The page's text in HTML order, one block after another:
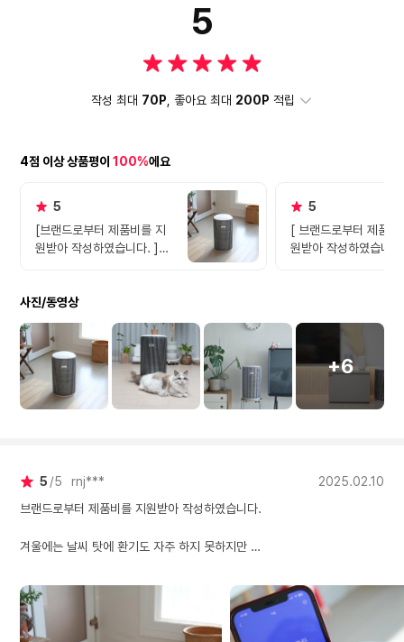
5
작성 최대 70P , 좋아요 최대 200P 적립
4점 이상 상품평이 100%에요
5
[브랜드로부터 제품비를 지
원받아 작성하였습니다. ]
이 좋지 않아 집안 공기 정화
에 신경이 쓰여 알아보다가
필립스 공기청정기를 만났어
요. 깔끔하고 단아한 디자인
이라 집안 어디에 두어도 잘
어우러져서 첫인상부터 맘에
들더라고요. 조작 방법도 쉬
에도 딱이었어요. 약 40평
까지 공간 커버가 가능하니
거실, 안방 어디든 활용 가능
며 열일 시키고 있네요. 필터
미세먼지까지 걸러 준다고
하니 미세먼지 심한 날에도
잘 쓸 것 같네요~ 필립스 에
5
[ 브랜드로부터 제품비
원받아 작성하였습니
청정기를 들여봤어요! 작고
사용할 수 있는데, 성능은 정
말 대단하더라고요. 특
리 집엔 장모종 고양이
는데요, 고양이 털 날림도 걱
출구가 여러 방향이면
된 공기를 흡입하여 깨
공기가 더 빠르게 순환
사진/동영상
+6
5 5 rnj***
2025.02.10
브랜드로부터 제품비를 지원받아 작성하였습니다.
겨울에는 날씨 탓에 환기도 자주 하지 못하지만
대기질이 좋지 않아 집안 공기 정화에 신경이 쓰여 알아보다가 필립스 공기
청정기를 만났어요.